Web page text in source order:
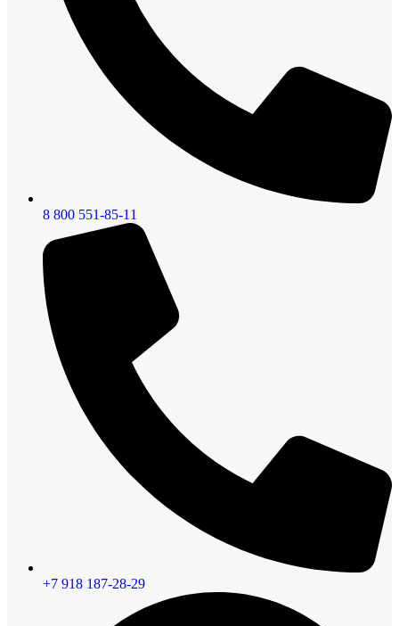
8 800 551-85-11
+7 918 187-28-29